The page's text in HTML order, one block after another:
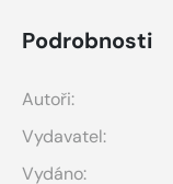
Podrobnosti
Autoři:
Vydavatel:
Vydáno: